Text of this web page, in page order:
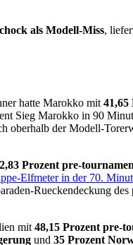
als Modell-Miss,
hatte Marokko mit 41,65
Sieg Marokko in 90
oberhalb der Modell-
Prozent pre-
Elfmeter in der 70.
Rueckendeckung
mit 48,15 Prozent pre-
und 35 Prozent